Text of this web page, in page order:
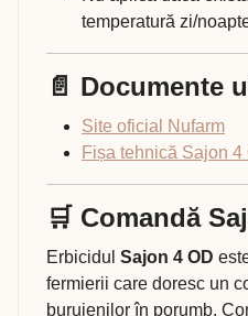
temperatură zi/
📄 Documente
Site oficial Nufarm
Fișa tehnică Sajon 4
🛒 Comandă
Erbicidul Sajon 4 OD
fermierii care doresc un
buruienilor în porumb.